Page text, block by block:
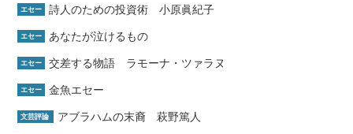
エセー 詩人のための投資術 小原眞紀子
エセー あなたが泣けるもの
エセー 交差する物語 ラモーナ・ツァラヌ
エセー 金魚エセー
文芸評論 アブラハムの末裔 萩野篤人